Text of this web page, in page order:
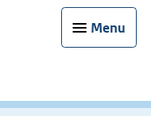
Menu